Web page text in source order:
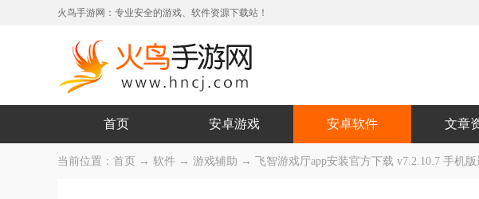
火鸟手游网：专业安全的游戏、软件资源下载站！
首页 安卓游戏 安卓软件 文章
当前位置： 首页 → 软件 → 游戏辅助 → 飞智游戏厅app安装官方下载 v7.2.10.7 手机版